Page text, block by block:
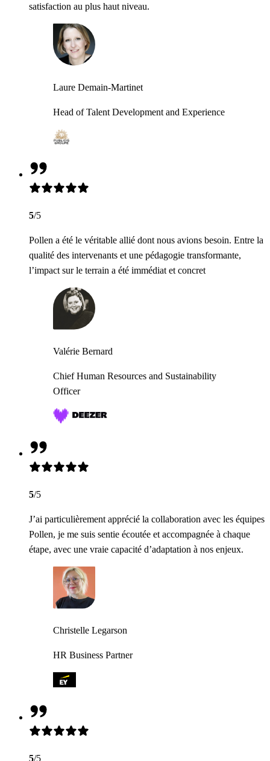
satisfaction au plus haut niveau.
Laure Demain-Martinet
Head of Talent Development and Experience
5/5
Pollen a été le véritable allié dont nous avions besoin. Entre la
qualité des intervenants et une pédagogie transformante,
l’impact sur le terrain a été immédiat et concret
Valérie Bernard
Chief Human Resources and Sustainability
Officer
5/5
J’ai particulièrement apprécié la collaboration avec les équipes
Pollen, je me suis sentie écoutée et accompagnée à chaque
étape, avec une vraie capacité d’adaptation à nos enjeux.
Christelle Legarson
HR Business Partner
5/5